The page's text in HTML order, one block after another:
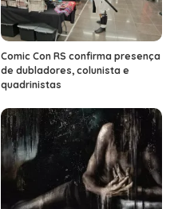
Comic Con RS confirma presença
de dubladores, colunista e
quadrinistas